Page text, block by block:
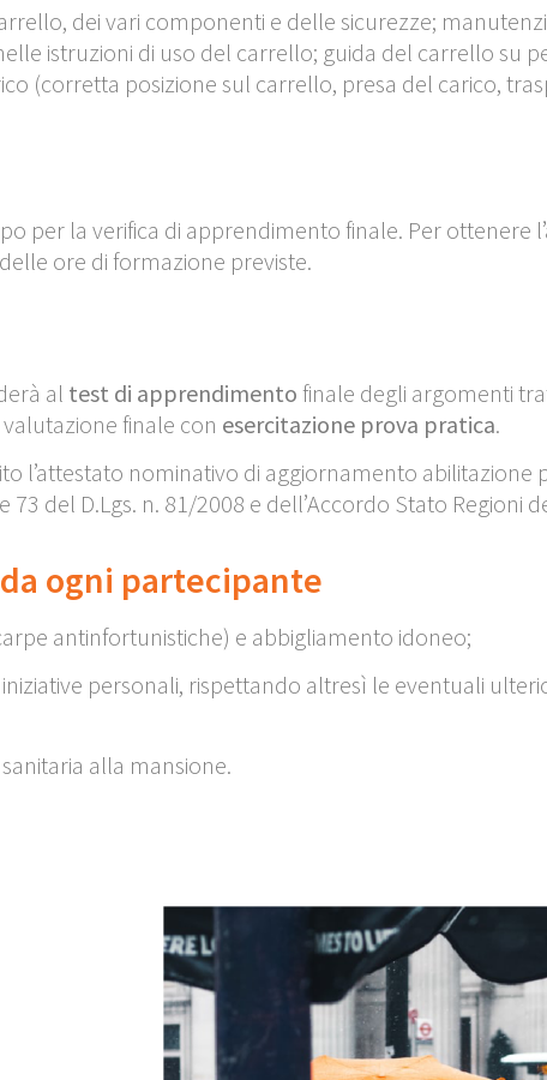
dei vari componenti e delle sicurezze;
istruzioni di uso del carrello; guida del carrello su
(corretta posizione sul carrello, presa del carico,
per la verifica di apprendimento finale. Per ottenere
ore di formazione previste.
al test di apprendimento finale degli argomenti
finale con esercitazione prova pratica.
l’attestato nominativo di aggiornamento abilitazione
73 del D.Lgs. n. 81/2008 e dell’Accordo Stato Regioni
ogni partecipante
antinfortunistiche) e abbigliamento idoneo;
personali, rispettando altresì le eventuali
alla mansione.